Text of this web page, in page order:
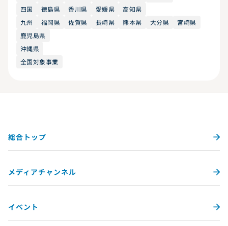
四国
徳島県 香川県 愛媛県
高知県
九州
福岡県 佐賀県 長崎県 熊本県 大分県
宮崎県
鹿児島県
沖縄県
全国対象事業
総合トップ
メディアチャンネル
イベント